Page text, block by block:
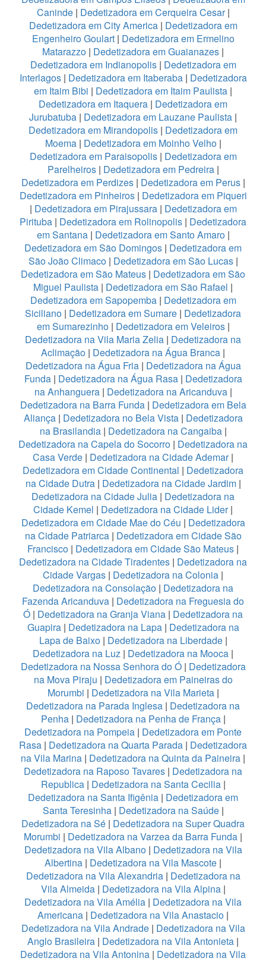
Caninde| Dedetizadora em Cerqueira Cesar|
Dedetizadora em City America | Dedetizadora em
Engenheiro Goulart | Dedetizadora em Ermelino
Matarazzo | Dedetizadora em Guaianazes |
Dedetizadora em Indianopolis| Dedetizadora em
Interlagos| Dedetizadora em Itaberaba| Dedetizadora
em Itaim Bibi | Dedetizadora em Itaim Paulista |
Dedetizadora em Itaquera | Dedetizadora em
Jurubatuba | Dedetizadora em Lauzane Paulista |
Dedetizadora em Mirandopolis | Dedetizadora em
Moema| Dedetizadora em Moinho Velho |
Dedetizadora em Paraisopolis| Dedetizadora em
Parelheiros| Dedetizadora em Pedreira|
Dedetizadora em Perdizes| Dedetizadora em Perus|
Dedetizadora em Pinheiros| Dedetizadora em Piqueri
| Dedetizadora em Pirajussara| Dedetizadora em
Pirituba | Dedetizadora em Rolinopolis | Dedetizadora
em Santana| Dedetizadora em Santo Amaro|
Dedetizadora em São Domingos | Dedetizadora em
São João Climaco| Dedetizadora em São Lucas|
Dedetizadora em São Mateus | Dedetizadora em São
Miguel Paulista | Dedetizadora em São Rafael |
Dedetizadora em Sapopemba | Dedetizadora em
Siciliano | Dedetizadora em Sumare | Dedetizadora
em Sumarezinho| Dedetizadora em Veleiros|
Dedetizadora na Vila Maria Zelia | Dedetizadora na
Aclimação | Dedetizadora na Água Branca |
Dedetizadora na Água Fria| Dedetizadora na Água
Funda| Dedetizadora na Água Rasa | Dedetizadora
na Anhanguera| Dedetizadora na Aricanduva|
Dedetizadora na Barra Funda | Dedetizadora em Bela
Aliança | Dedetizadora no Bela Vista| Dedetizadora
na Brasilandia| Dedetizadora na Cangaiba|
Dedetizadora na Capela do Socorro | Dedetizadora na
Casa Verde | Dedetizadora na Cidade Ademar|
Dedetizadora em Cidade Continental | Dedetizadora
na Cidade Dutra | Dedetizadora na Cidade Jardim|
Dedetizadora na Cidade Julia | Dedetizadora na
Cidade Kemel | Dedetizadora na Cidade Lider|
Dedetizadora em Cidade Mae do Céu | Dedetizadora
na Cidade Patriarca| Dedetizadora em Cidade São
Francisco | Dedetizadora em Cidade São Mateus |
Dedetizadora na Cidade Tiradentes | Dedetizadora na
Cidade Vargas | Dedetizadora na Colonia |
Dedetizadora na Consolação | Dedetizadora na
Fazenda Aricanduva | Dedetizadora na Freguesia do
Ó | Dedetizadora na Granja Viana | Dedetizadora na
Guapira| Dedetizadora na Lapa| Dedetizadora na
Lapa de Baixo | Dedetizadora na Liberdade |
Dedetizadora na Luz | Dedetizadora na Mooca |
Dedetizadora na Nossa Senhora do Ó| Dedetizadora
na Mova Piraju | Dedetizadora em Paineiras do
Morumbi | Dedetizadora na Vila Marieta|
Dedetizadora na Parada Inglesa | Dedetizadora na
Penha| Dedetizadora na Penha de França |
Dedetizadora na Pompeia | Dedetizadora em Ponte
Rasa | Dedetizadora na Quarta Parada | Dedetizadora
na Vila Marina | Dedetizadora na Quinta da Paineira |
Dedetizadora na Raposo Tavares | Dedetizadora na
Republica| Dedetizadora na Santa Cecilia|
Dedetizadora na Santa Ifigênia | Dedetizadora em
Santa Teresinha| Dedetizadora na Saúde|
Dedetizadora na Sé | Dedetizadora na Super Quadra
Morumbi | Dedetizadora na Varzea da Barra Funda |
Dedetizadora na Vila Albano| Dedetizadora na Vila
Albertina | Dedetizadora na Vila Mascote |
Dedetizadora na Vila Alexandria| Dedetizadora na
Vila Almeida | Dedetizadora na Vila Alpina |
Dedetizadora na Vila Amélia | Dedetizadora na Vila
Americana | Dedetizadora na Vila Anastacio |
Dedetizadora na Vila Andrade| Dedetizadora na Vila
Anglo Brasileira | Dedetizadora na Vila Antonieta |
Dedetizadora na Vila Antonina | Dedetizadora na Vila